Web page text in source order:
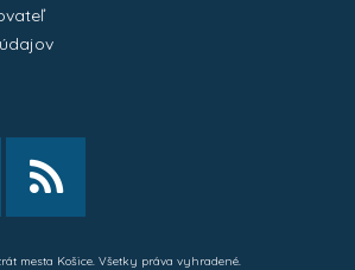
mesta Košice. Všetky práva vyhradené.